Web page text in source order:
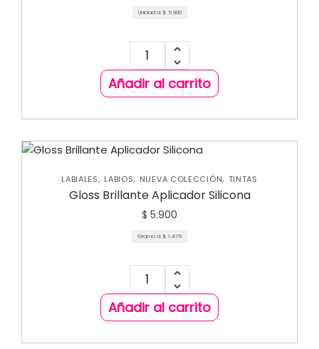
Unidad a: $ 5.900
Añadir al carrito
LABIALES, LABIOS, NUEVA COLECCIÓN, TINTAS
Gloss Brillante Aplicador Silicona
$ 5.900
Gramo a: $ 1.475
Añadir al carrito